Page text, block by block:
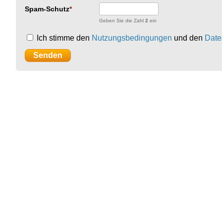
Spam-Schutz
Geben Sie die Zahl 2 ein
Ich stimme den Nutzungsbedingungen und den